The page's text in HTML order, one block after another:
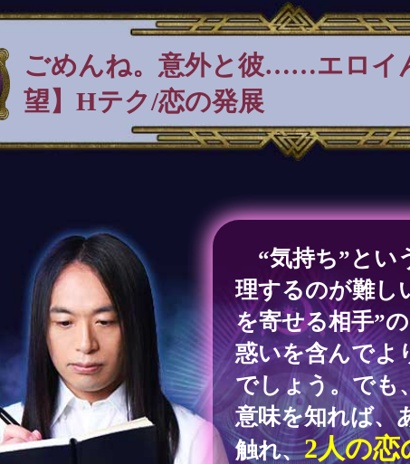
ごめんね。意外と彼……エロイ
望】Hテク/恋の発展
“気持ち”とい
理するのが難し
を寄せる相手”
惑いを含んでよ
でしょう。でも
意味を知れば、
触れ、2人の恋